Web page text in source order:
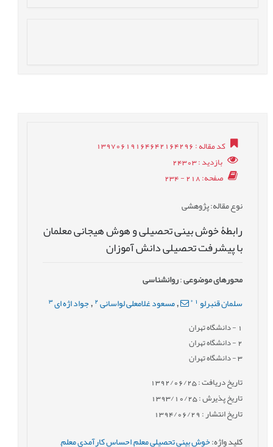
کد مقاله: 13970619164642164296
بازدید: 24303
صفحه: 218 - 234
نوع مقاله: پژوهشی
رابطۀ خوش بینی تحصیلی و هوش هیجانی معلمان
با پیشرفت تحصیلی دانش آموزان
محورهای موضوعی:روانشناسی
سلمان قنبرلو1
*
,مسعود غلامعلی لواسانی 2
, جواد اژه ای 3
- دانشگاه تهران
2- دانشگاه تهران
3- دانشگاه تهران
تاریخ دریافت : 1392/06/25
تاریخ پذیرش : 1393/10/25
تاریخ انتشار : 1394/06/29
کلید واژه:خوش بینی تحصیلی معلم,احساس کارآمدی معلم,